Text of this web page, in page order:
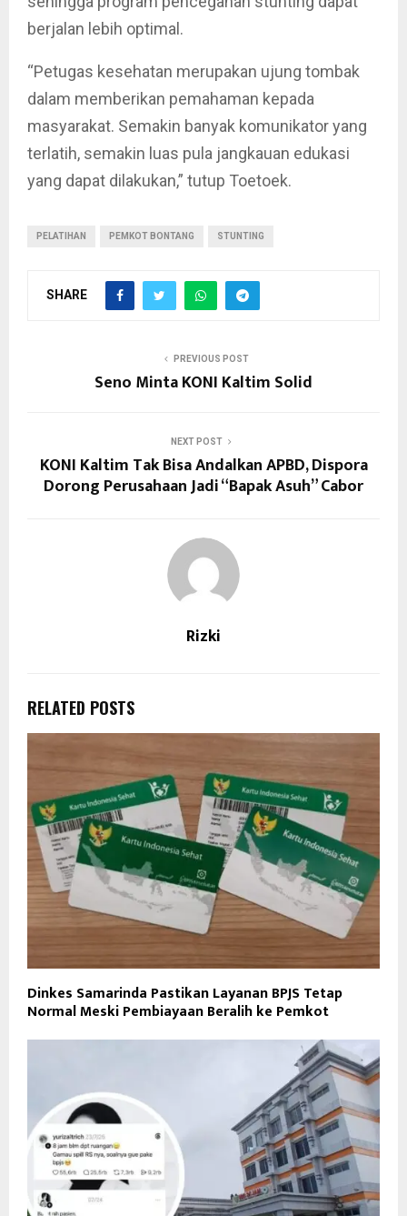
berjalan lebih optimal.
“Petugas kesehatan merupakan ujung tombak
dalam memberikan pemahaman kepada
masyarakat. Semakin banyak komunikator yang
terlatih, semakin luas pula jangkauan edukasi
yang dapat dilakukan,” tutup Toetoek.
PELATIHAN PEMKOT BONTANG STUNTING
SHARE
PREVIOUS POST
Seno Minta KONI Kaltim Solid
NEXT POST
KONI Kaltim Tak Bisa Andalkan APBD, Dispora
Dorong Perusahaan Jadi “Bapak Asuh” Cabor
Rizki
RELATED POSTS
Dinkes Samarinda Pastikan Layanan BPJS Tetap
Normal Meski Pembiayaan Beralih ke Pemkot